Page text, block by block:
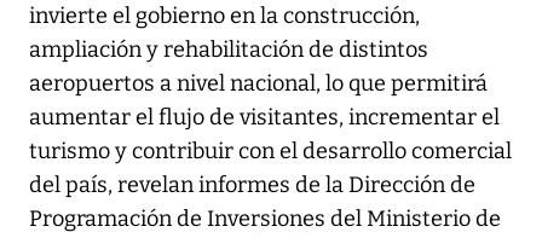
invierte el gobierno en la construcción,
ampliación y rehabilitación de distintos
aeropuertos a nivel nacional, lo que permitirá
aumentar el flujo de visitantes, incrementar el
turismo y contribuir con el desarrollo comercial
del país, revelan informes de la Dirección de
Programación de Inversiones del Ministerio de